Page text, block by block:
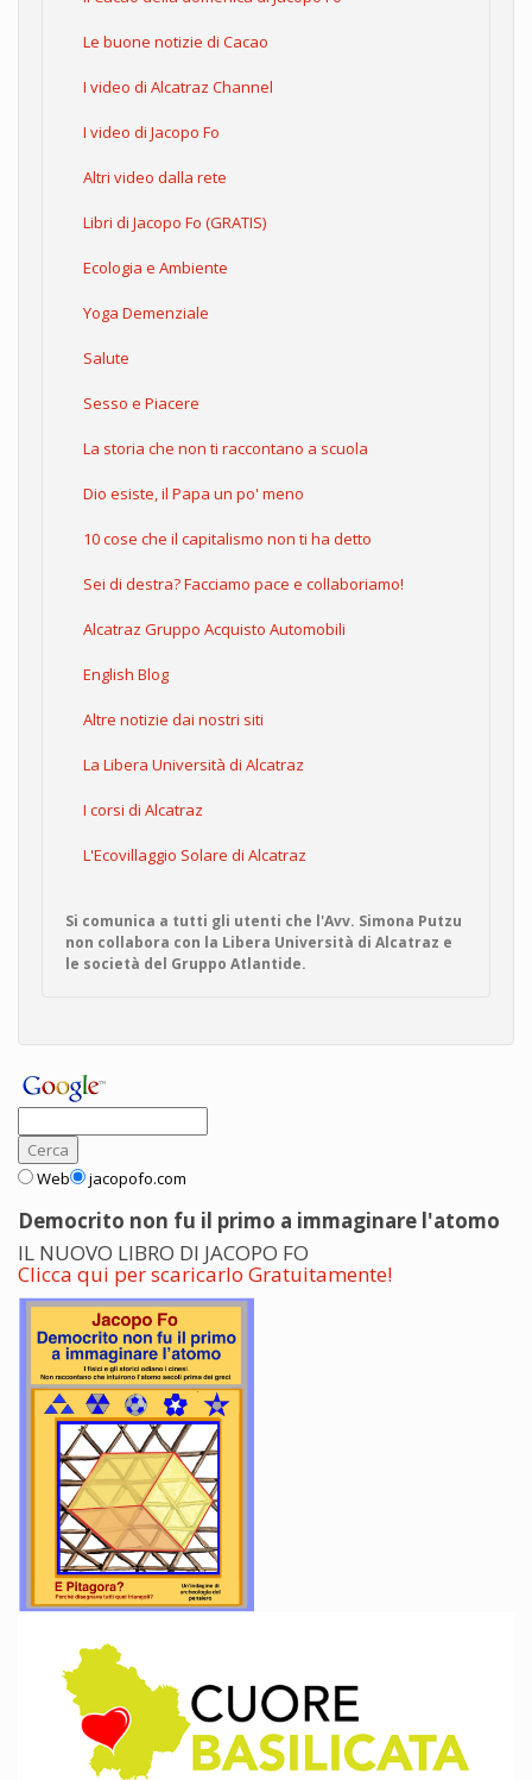
Le buone notizie di Cacao
I video di Alcatraz Channel
I video di Jacopo Fo
Altri video dalla rete
Libri di Jacopo Fo (GRATIS)
Ecologia e Ambiente
Yoga Demenziale
Salute
Sesso e Piacere
La storia che non ti raccontano a scuola
Dio esiste, il Papa un po' meno
10 cose che il capitalismo non ti ha detto
Sei di destra? Facciamo pace e collaboriamo!
Alcatraz Gruppo Acquisto Automobili
English Blog
Altre notizie dai nostri siti
La Libera Università di Alcatraz
I corsi di Alcatraz
L'Ecovillaggio Solare di Alcatraz
Si comunica a tutti gli utenti che l'Avv. Simona Putzu
non collabora con la Libera Università di Alcatraz e
le società del Gruppo Atlantide.
Web jacopofo.com
Democrito non fu il primo a immaginare l'atomo
IL NUOVO LIBRO DI JACOPO FO
Clicca qui per scaricarlo Gratuitamente!